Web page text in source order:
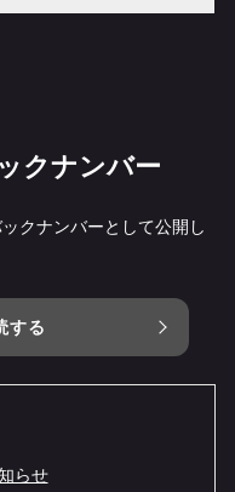
クナンバー
クナンバーとして公開し
する
らせ